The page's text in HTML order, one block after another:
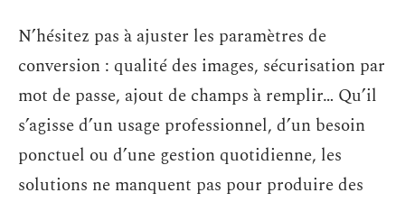
N’hésitez pas à ajuster les paramètres de
conversion : qualité des images, sécurisation par
mot de passe, ajout de champs à remplir… Qu’il
s’agisse d’un usage professionnel, d’un besoin
ponctuel ou d’une gestion quotidienne, les
solutions ne manquent pas pour produire des